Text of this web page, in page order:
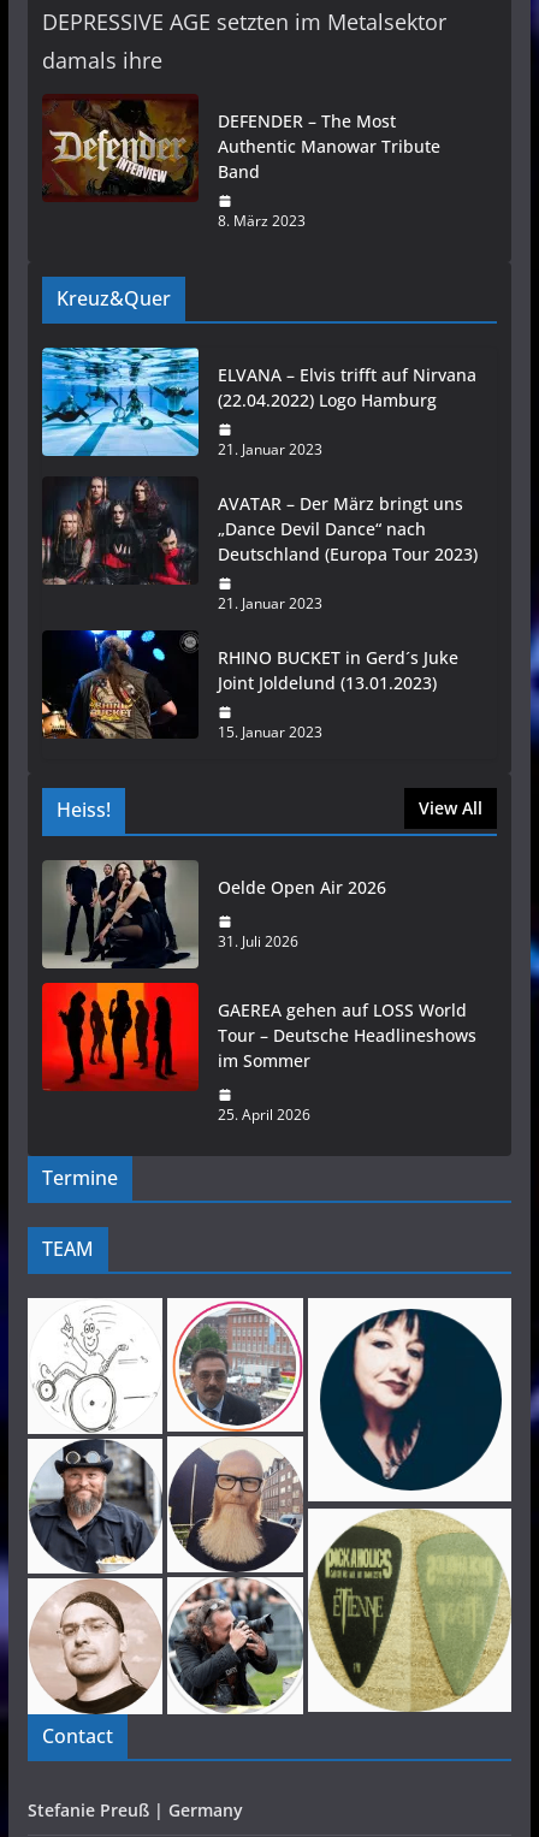
DEPRESSIVE AGE setzten im Metalsektor
damals ihre
DEFENDER – The Most
Authentic Manowar Tribute
Band
8. März 2023
Kreuz&Quer
ELVANA – Elvis trifft auf Nirvana
(22.04.2022) Logo Hamburg
21. Januar 2023
AVATAR – Der März bringt uns
„Dance Devil Dance“ nach
Deutschland (Europa Tour 2023)
21. Januar 2023
RHINO BUCKET in Gerd´s Juke
Joint Joldelund (13.01.2023)
15. Januar 2023
Heiss! View All
Oelde Open Air 2026
31. Juli 2026
GAEREA gehen auf LOSS World
Tour – Deutsche Headlineshows
im Sommer
25. April 2026
Termine
TEAM
Contact
Stefanie Preuß | Germany